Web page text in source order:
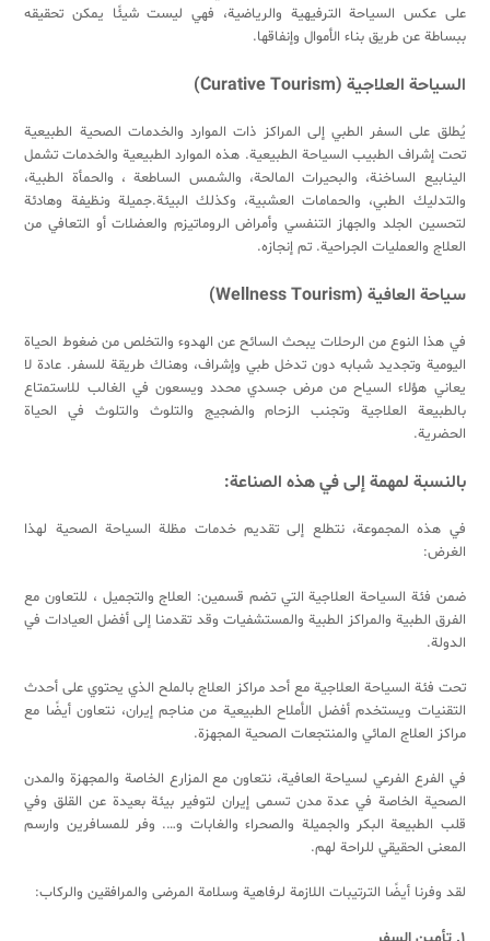
على عكس السياحة الترفيهية والرياضية، فهي ليست شيئًا يمكن تحقيقه
ببساطة عن طريق بناء الأموال وإنفاقها.
السياحة العلاجية (
Curative Tourism
)
يُطلق على السفر الطبي إلى المراكز ذات الموارد والخدمات الصحية الطبيعية
تحت إشراف الطبيب السياحة الطبيعية. هذه الموارد الطبيعية والخدمات تشمل
الينابيع الساخنة، والبحيرات المالحة، والشمس الساطعة ، والحمأة الطبية،
والتدليك الطبي، والحمامات العشبية، وكذلك البيئة.جميلة ونظيفة وهادئة
لتحسين الجلد والجهاز التنفسي وأمراض الروماتيزم والعضلات أو التعافي من
العلاج والعمليات الجراحية. تم إنجازه.
سياحة العافية (
Wellness Tourism
)
في هذا النوع من الرحلات يبحث السائح عن الهدوء والتخلص من ضغوط الحياة
اليومية وتجديد شبابه دون تدخل طبي وإشراف، وهناك طريقة للسفر. عادة لا
يعاني هؤلاء السياح من مرض جسدي محدد ويسعون في الغالب للاستمتاع
بالطبيعة العلاجية وتجنب الزحام والضجيج والتلوث والتلوث في الحياة
الحضرية.
بالنسبة لمهمةإلیفي هذه الصناعة:
في هذه المجموعة، نتطلع إلى تقديم خدمات مظلة السياحة الصحية لهذا
الغرض:
ضمن فئة السياحة العلاجية التي تضم قسمين: العلاج والتجميل ، للتعاون مع
الفرق الطبية والمراكز الطبية والمستشفيات وقد تقدمنا ​​إلى أفضل العيادات في
الدولة.
تحت فئة السياحة العلاجية مع أحد مراكز العلاج بالملح الذي يحتوي على أحدث
التقنيات ويستخدم أفضل الأملاح الطبيعية من مناجم إيران، نتعاون أيضًا مع
مراكز العلاج المائي والمنتجعات الصحية المجهزة.
في الفرع الفرعي لسياحة العافية، نتعاون مع المزارع الخاصة والمجهزة والمدن
الصحية الخاصة في عدة مدن تسمى إيران لتوفير بيئة بعيدة عن القلق وفي
قلب الطبيعة البكر والجميلة والصحراء والغابات و…. وفر للمسافرين وارسم
المعنى الحقيقي للراحة لهم.
لقد وفرنا أيضًا الترتيبات اللازمة لرفاهية وسلامة المرضى والمرافقين والركاب: